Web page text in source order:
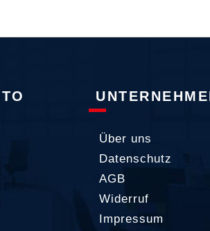
Über uns
Datenschutz
AGB
Widerruf
Impressum